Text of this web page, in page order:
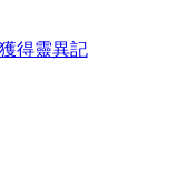
得靈異記